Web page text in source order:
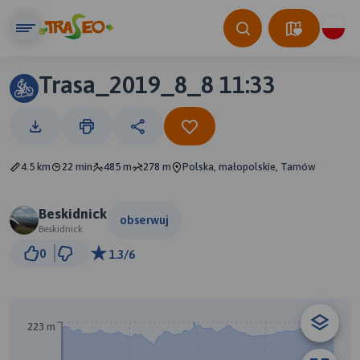
Trasa_2019_8_8 11:33
4.5 km 22 min 485 m 278 m Polska, małopolskie, Tarnów
Beskidnick
Beskidnick
obserwuj
0 1.3/6
223 m